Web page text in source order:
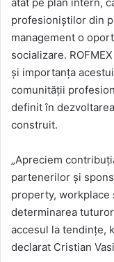
profesioniștilor din
management o
socializare.
și importanța
comunității
definit în
construit.
„Apreciem
partenerilor și
property, workplace
determinarea
accesul la tendințe,
declarat Cristian